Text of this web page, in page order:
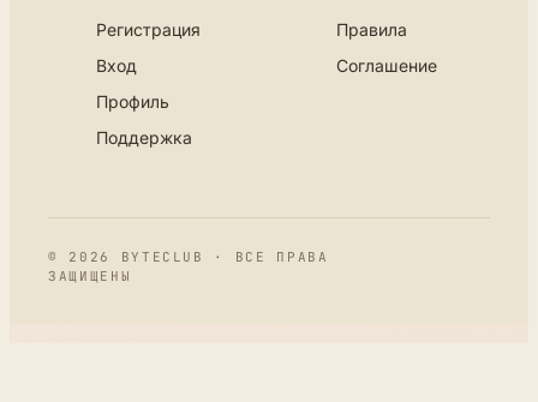
Регистрация
Вход
Профиль
Поддержка
Правила
Соглашение
© 2026 BYTECLUB · ВСЕ ПРАВА
ЗАЩИЩЕНЫ